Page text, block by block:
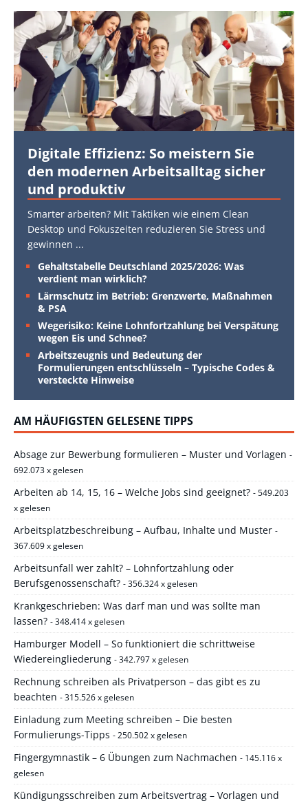
Digitale Effizienz: So meistern Sie
den modernen Arbeitsalltag sicher
und produktiv
Smarter arbeiten? Mit Taktiken wie einem Clean
Desktop und Fokuszeiten reduzieren Sie Stress und
gewinnen ...
Gehaltstabelle Deutschland 2025/2026: Was
verdient man wirklich?
Lärmschutz im Betrieb: Grenzwerte, Maßnahmen
& PSA
Wegerisiko: Keine Lohnfortzahlung bei Verspätung
wegen Eis und Schnee?
Arbeitszeugnis und Bedeutung der
Formulierungen entschlüsseln – Typische Codes &
versteckte Hinweise
AM HÄUFIGSTEN GELESENE TIPPS
Absage zur Bewerbung formulieren – Muster und Vorlagen -
692.073 x gelesen
Arbeiten ab 14, 15, 16 – Welche Jobs sind geeignet? - 549.203
x gelesen
Arbeitsplatzbeschreibung – Aufbau, Inhalte und Muster -
367.609 x gelesen
Arbeitsunfall wer zahlt? – Lohnfortzahlung oder
Berufsgenossenschaft? - 356.324 x gelesen
Krankgeschrieben: Was darf man und was sollte man
lassen? - 348.414 x gelesen
Hamburger Modell – So funktioniert die schrittweise
Wiedereingliederung - 342.797 x gelesen
Rechnung schreiben als Privatperson – das gibt es zu
beachten - 315.526 x gelesen
Einladung zum Meeting schreiben – Die besten
Formulierungs-Tipps - 250.502 x gelesen
Fingergymnastik – 6 Übungen zum Nachmachen - 145.116 x
gelesen
Kündigungsschreiben zum Arbeitsvertrag – Vorlagen und